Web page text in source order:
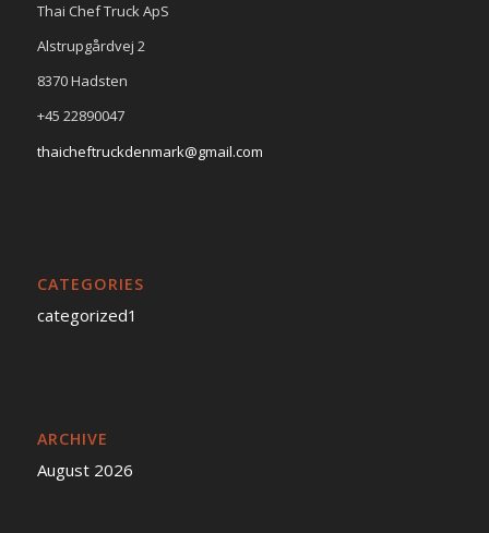
Thai Chef Truck ApS
Alstrupgårdvej 2
8370 Hadsten
+45 22890047
thaicheftruckdenmark@gmail.com
CATEGORIES
categorized1
ARCHIVE
August 2026